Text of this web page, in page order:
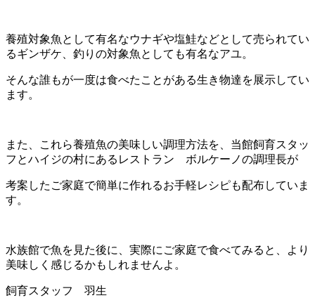
養殖対象魚として有名なウナギや塩鮭などとして売られてい
るギンザケ、釣りの対象魚としても有名なアユ。
そんな誰もが一度は食べたことがある生き物達を展示してい
ます。
また、これら養殖魚の美味しい調理方法を、当館飼育スタッ
フとハイジの村にあるレストラン ボルケーノの調理長が
考案したご家庭で簡単に作れるお手軽レシピも配布していま
す。
水族館で魚を見た後に、実際にご家庭で食べてみると、より
美味しく感じるかもしれませんよ。
飼育スタッフ 羽生